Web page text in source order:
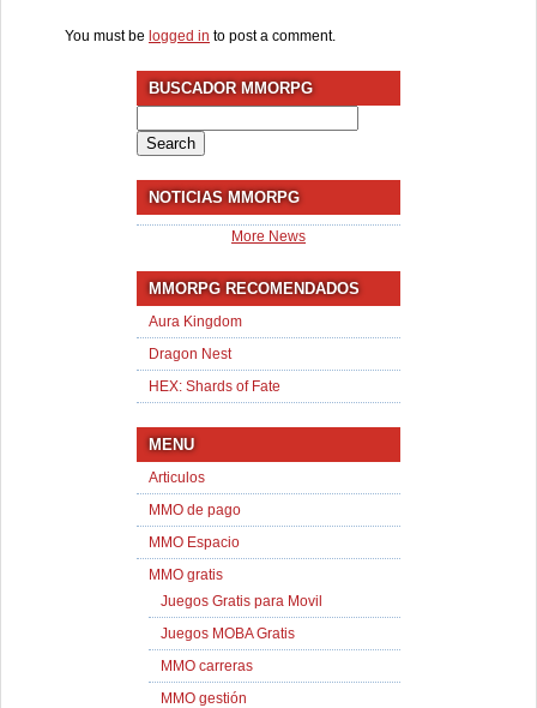
You must be logged in to post a comment.
BUSCADOR MMORPG
for:
NOTICIAS MMORPG
More News
MMORPG RECOMENDADOS
Aura Kingdom
Dragon Nest
HEX: Shards of Fate
MENU
Articulos
MMO de pago
MMO Espacio
MMO gratis
Juegos Gratis para Movil
Juegos MOBA Gratis
MMO carreras
MMO gestión